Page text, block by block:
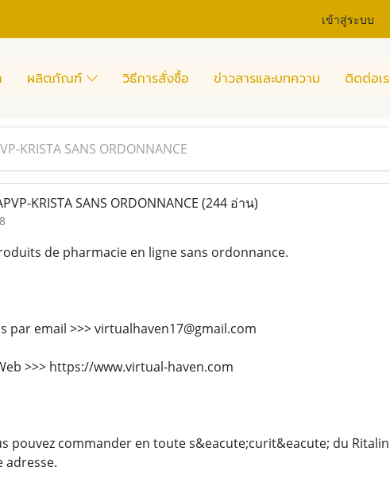
เข้าสู่ระบบ
ผลิตภัณฑ์ วิธีการสั่งซื้อ ข่าวสารและบทความ ติดต่อเ
KRISTA SANS ORDONNANCE
KRISTA SANS ORDONNANCE (244 อ่าน)
de pharmacie en ligne sans ordonnance.
par email >>> virtualhaven17@gmail.com
>>> https://www.virtual-haven.com
pouvez commander en toute s&eacute;curit&eacute; du
adresse.